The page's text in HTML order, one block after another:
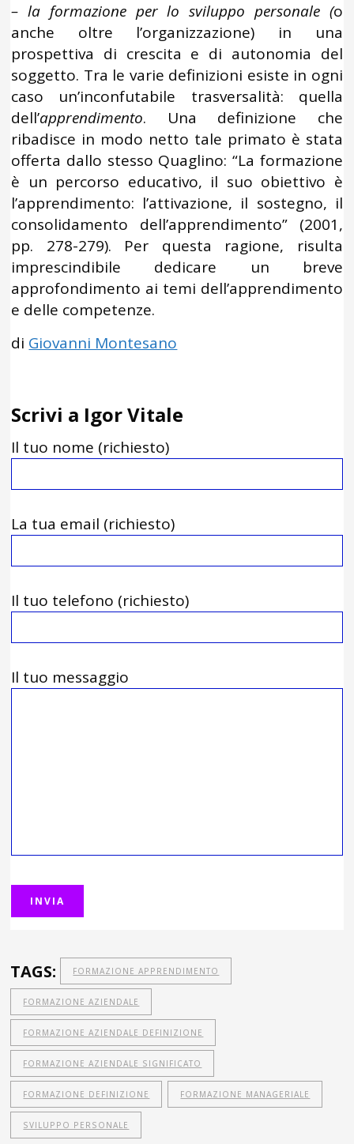
– la formazione per lo sviluppo personale (o
anche oltre l’organizzazione) in una
prospettiva di crescita e di autonomia del
soggetto. Tra le varie definizioni esiste in ogni
caso un’inconfutabile trasversalità: quella
dell’apprendimento. Una definizione che
ribadisce in modo netto tale primato è stata
offerta dallo stesso Quaglino: “La formazione
è un percorso educativo, il suo obiettivo è
l’apprendimento: l’attivazione, il sostegno, il
consolidamento dell’apprendimento” (2001,
pp. 278-279). Per questa ragione, risulta
imprescindibile dedicare un breve
approfondimento ai temi dell’apprendimento
e delle competenze.
di Giovanni Montesano
Scrivi a Igor Vitale
Il tuo nome (richiesto)
La tua email (richiesto)
Il tuo telefono (richiesto)
Il tuo messaggio
TAGS: FORMAZIONE APPRENDIMENTO
FORMAZIONE AZIENDALE
FORMAZIONE AZIENDALE DEFINIZIONE
FORMAZIONE AZIENDALE SIGNIFICATO
FORMAZIONE DEFINIZIONE FORMAZIONE MANAGERIALE
SVILUPPO PERSONALE